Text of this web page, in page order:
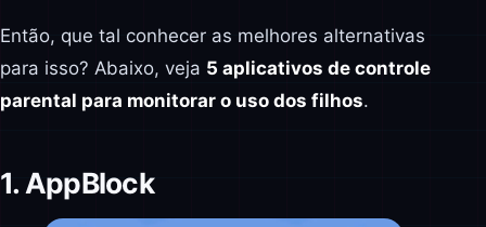
Então, que tal conhecer as melhores alternativas
para isso? Abaixo, veja 5 aplicativos de controle
parental para monitorar o uso dos filhos.
1. AppBlock